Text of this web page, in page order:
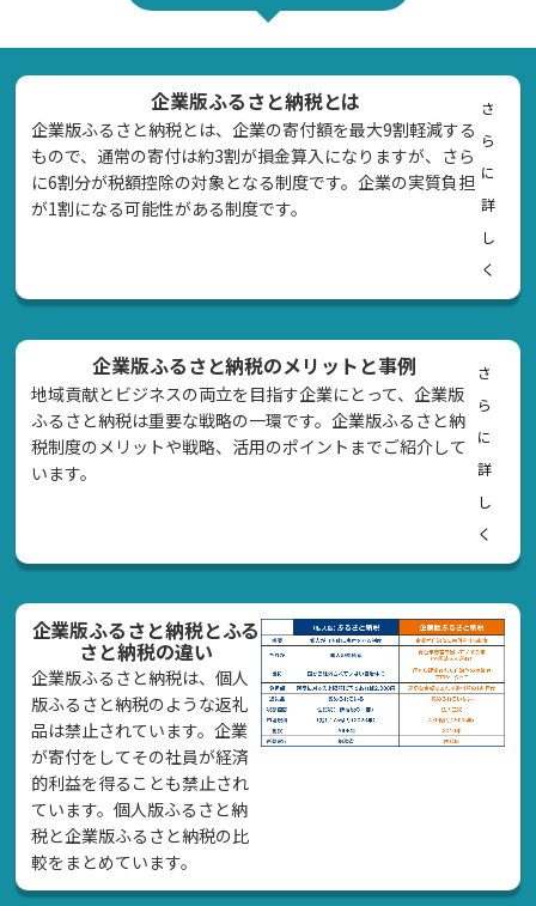
企業版ふるさと納税とは
企業版ふるさと納税とは、企業の寄付額を最大9割軽減する
もので、通常の寄付は約3割が損金算入になりますが、さら
に6割分が税額控除の対象となる制度です。企業の実質負担
が1割になる可能性がある制度です。
さ
ら
に
詳
し
く
企業版ふるさと納税のメリットと事例
地域貢献とビジネスの両立を目指す企業にとって、企業版
ふるさと納税は重要な戦略の一環です。企業版ふるさと納
税制度のメリットや戦略、活用のポイントまでご紹介して
います。
さ
ら
に
詳
し
く
企業版ふるさと納税とふる
さと納税の違い
企業版ふるさと納税は、個人
版ふるさと納税のような返礼
品は禁止されています。企業
が寄付をしてその社員が経済
的利益を得ることも禁止され
ています。個人版ふるさと納
税と企業版ふるさと納税の比
較をまとめています。